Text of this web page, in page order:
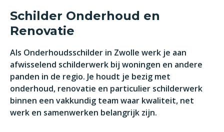
Schilder Onderhoud en
Renovatie
Als Onderhoudsschilder in Zwolle werk je aan
afwisselend schilderwerk bij woningen en andere
panden in de regio. Je houdt je bezig met
onderhoud, renovatie en particulier schilderwerk
binnen een vakkundig team waar kwaliteit, net
werk en samenwerken belangrijk zijn.